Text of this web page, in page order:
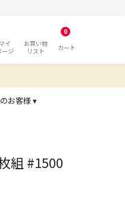
マイ
ージ
お買い物
リスト
0
カート
お客様 ▾
組 #1500